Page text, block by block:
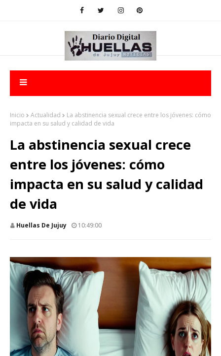
Inicio Actualidad
La abstinencia sexual crece entre los jóvenes: cómo
impacta en su salud y calidad de vida
La abstinencia sexual crece
entre los jóvenes: cómo
impacta en su salud y calidad
de vida
Huellas De Jujuy 10:49:00